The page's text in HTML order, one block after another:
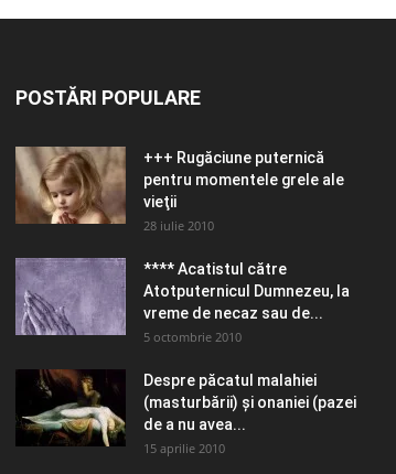
POSTĂRI POPULARE
+++ Rugăciune puternică
pentru momentele grele ale
vieţii
28 iulie 2010
**** Acatistul către
Atotputernicul Dumnezeu, la
vreme de necaz sau de...
5 octombrie 2010
Despre păcatul malahiei
(masturbării) şi onaniei (pazei
de a nu avea...
15 aprilie 2010